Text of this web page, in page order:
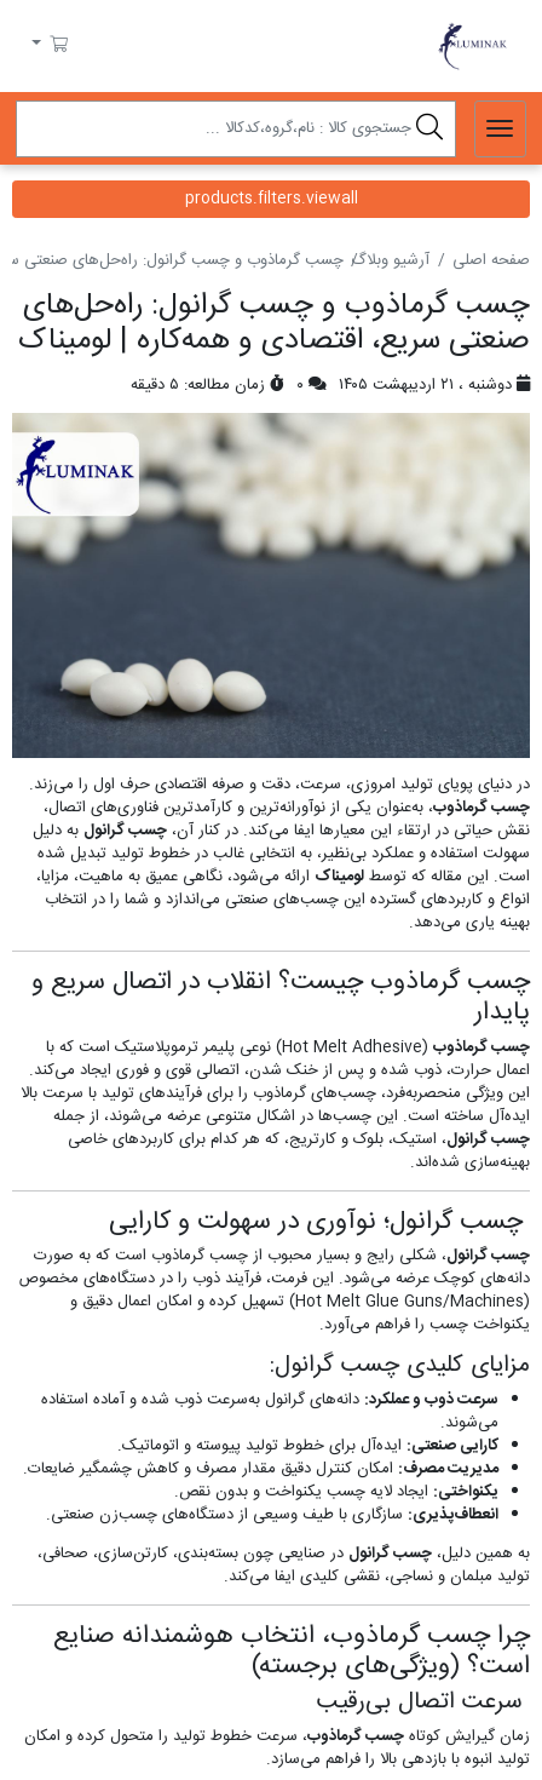
سبد خرید
products.filters.viewall
صفحه اصلی آرشیو وبلاگ چسب گرماذوب و چسب گرانول: راه‌حل‌های صنعتی
چسب گرماذوب و چسب گرانول: راه‌حل‌های
صنعتی سریع، اقتصادی و همه‌کاره | لومیناک
دوشنبه ، ۲۱ اردیبهشت ۱۴۰۵ زمان مطالعه: ۵ دقیقه
در دنیای پویای تولید امروزی، سرعت، دقت و صرفه اقتصادی حرف اول را می‌زند.
چسب گرماذوب، به‌عنوان یکی از نوآورانه‌ترین و کارآمدترین فناوری‌های اتصال،
نقش حیاتی در ارتقاء این معیارها ایفا می‌کند. در کنار آن، چسب گرانول به دلیل
سهولت استفاده و عملکرد بی‌نظیر، به انتخابی غالب در خطوط تولید تبدیل شده
است. این مقاله که توسطلومیناک ارائه می‌شود، نگاهی عمیق به ماهیت، مزایا،
انواع و کاربردهای گسترده این چسب‌های صنعتی می‌اندازد و شما را در انتخاب
بهینه یاری می‌دهد.
چسب گرماذوب چیست؟ انقلاب در اتصال سریع و
پایدار
چسب گرماذوب
(Hot Melt Adhesive) نوعی پلیمر ترموپلاستیک است که با
اعمال حرارت، ذوب شده و پس از خنک شدن، اتصالی قوی و فوری ایجاد می‌کند.
این ویژگی منحصربه‌فرد، چسب‌های گرماذوب را برای فرآیندهای تولید با سرعت بالا
ایده‌آل ساخته است. این چسب‌ها در اشکال متنوعی عرضه می‌شوند، از جمله
چسب گرانول، استیک، بلوک و کارتریج، که هر کدام برای کاربردهای خاصی
بهینه‌سازی شده‌اند.
چسب گرانول؛ نوآوری در سهولت و کارایی
چسب گرانول، شکلی رایج و بسیار محبوب از چسب گرماذوب است که به صورت
دانه‌های کوچک عرضه می‌شود. این فرمت، فرآیند ذوب را در دستگاه‌های مخصوص
(Hot Melt Glue Guns/Machines) تسهیل کرده و امکان اعمال دقیق و
یکنواخت چسب را فراهم می‌آورد.
مزایای کلیدی چسب گرانول:
سرعت ذوب و عملکرد: دانه‌های گرانول به‌سرعت ذوب شده و آماده استفاده
می‌شوند.
کارایی صنعتی: ایده‌آل برای خطوط تولید پیوسته و اتوماتیک.
مدیریت مصرف: امکان کنترل دقیق مقدار مصرف و کاهش چشمگیر ضایعات.
یکنواختی: ایجاد لایه چسب یکنواخت و بدون نقص.
انعطاف‌پذیری: سازگاری با طیف وسیعی از دستگاه‌های چسب‌زن صنعتی.
به همین دلیل، چسب گرانول در صنایعی چون بسته‌بندی، کارتن‌سازی، صحافی،
تولید مبلمان و نساجی، نقشی کلیدی ایفا می‌کند.
چرا چسب گرماذوب، انتخاب هوشمندانه صنایع
است؟ (ویژگی‌های برجسته)
سرعت اتصال بی‌رقیب
زمان گیرایش کوتاهچسب گرماذوب، سرعت خطوط تولید را متحول کرده و امکان
تولید انبوه با بازدهی بالا را فراهم می‌سازد.